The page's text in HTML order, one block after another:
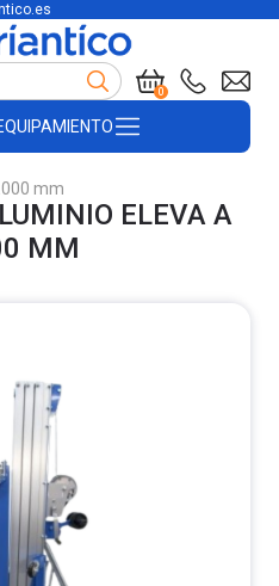
0
carretillas
almacén
y madera
mm
ELEVA A
MM